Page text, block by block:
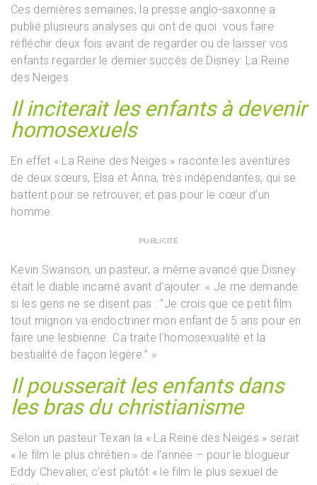
Ces dernières semaines, la presse anglo-saxonne a
publié plusieurs analyses qui ont de quoi vous faire
réfléchir deux fois avant de regarder ou de laisser vos
enfants regarder le dernier succès de Disney: La Reine
des Neiges.
Il inciterait les enfants à devenir
homosexuels
En effet « La Reine des Neiges » raconte les aventures
de deux sœurs, Elsa et Anna, très indépendantes, qui se
battent pour se retrouver, et pas pour le cœur d’un
homme.
PUBLICITÉ
Kevin Swanson, un pasteur, a même avancé que Disney
était le diable incarné avant d’ajouter: « Je me demande
si les gens ne se disent pas : “Je crois que ce petit film
tout mignon va endoctriner mon enfant de 5 ans pour en
faire une lesbienne. Ca traite l’homosexualité et la
bestialité de façon légère.” »
Il pousserait les enfants dans
les bras du christianisme
Selon un pasteur Texan la « La Reine des Neiges » serait
« le film le plus chrétien » de l’année – pour le blogueur
Eddy Chevalier, c’est plutôt « le film le plus sexuel de